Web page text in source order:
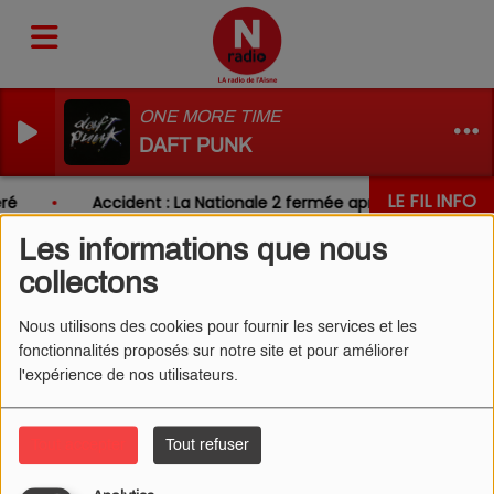
Les informations que nous
collectons
Nous utilisons des cookies pour fournir les services et les
fonctionnalités proposés sur notre site et pour améliorer
l'expérience de nos utilisateurs.
Tout refuser
ONE MORE TIME
DAFT PUNK
LE FIL INFO
Accident : La Nationale 2 fermée après un choc
LES PODCASTS